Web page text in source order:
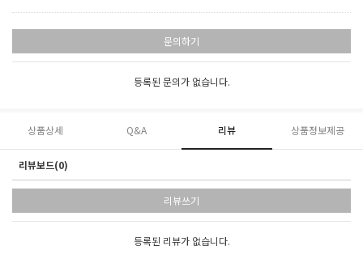
문의하기
등록된 문의가 없습니다.
상품상세 Q&A 리뷰 상품정보제공
리뷰보드(0)
리뷰쓰기
등록된 리뷰가 없습니다.